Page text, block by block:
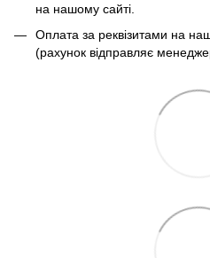
на нашому сайті.
Оплата за реквізитами на
(рахунок відправляє